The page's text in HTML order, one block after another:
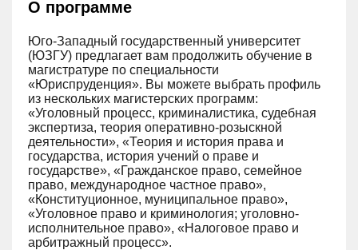
О программе
Юго-Западный государственный университет
(ЮЗГУ) предлагает вам продолжить обучение в
магистратуре по специальности
«Юриспруденция». Вы можете выбрать профиль
из нескольких магистерских программ:
«Уголовный процесс, криминалистика, судебная
экспертиза, теория оперативно-розыскной
деятельности», «Теория и история права и
государства, история учений о праве и
государстве», «Гражданское право, семейное
право, международное частное право»,
«Конституционное, муниципальное право»,
«Уголовное право и криминология; уголовно-
исполнительное право», «Налоговое право и
арбитражный процесс».